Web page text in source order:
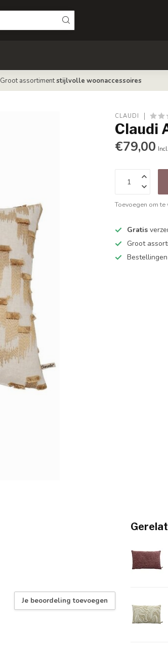
Groot assortimentstijlvolle woonaccessoires
CLAUDI
Claudi
€79,00
Toevoegen om te
Gratis
Groot
Je beoordeling toevoegen